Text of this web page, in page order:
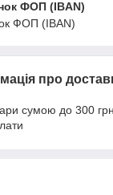
ФОП (ІBAN)
ФОП (IBAN)
про
сумою до 300